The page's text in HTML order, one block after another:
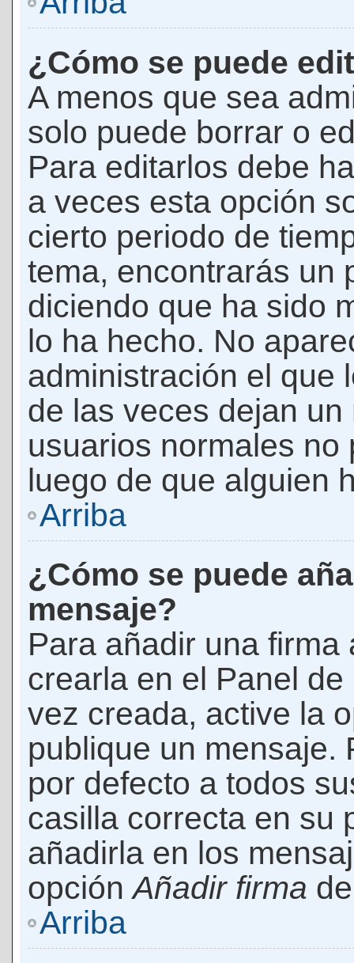
¿Cómo se puede
A menos que sea
solo puede borrar o
Para editarlos debe
a veces esta opción
cierto periodo de
tema, encontrarás un
diciendo que ha sido
lo ha hecho. No
administración el que
de las veces dejan
usuarios normales
luego de que alguien
Arriba
¿Cómo se puede
mensaje?
Para añadir una
crearla en el Panel
vez creada, active la
publique un mensaje.
por defecto a todos
casilla correcta en su
añadirla en los
opciónAñadir firma
Arriba